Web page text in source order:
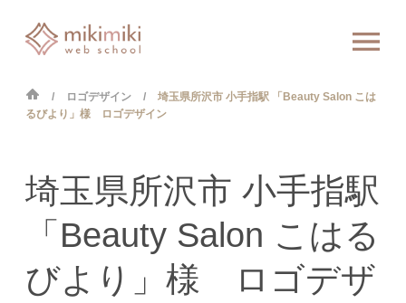
ロゴデザイン
埼玉県所沢市 小手指駅 「Beauty Salon こは
るびより」様 ロゴデザイン
埼玉県所沢市 小手指駅
「Beauty Salon こはる
びより」様 ロゴデザ